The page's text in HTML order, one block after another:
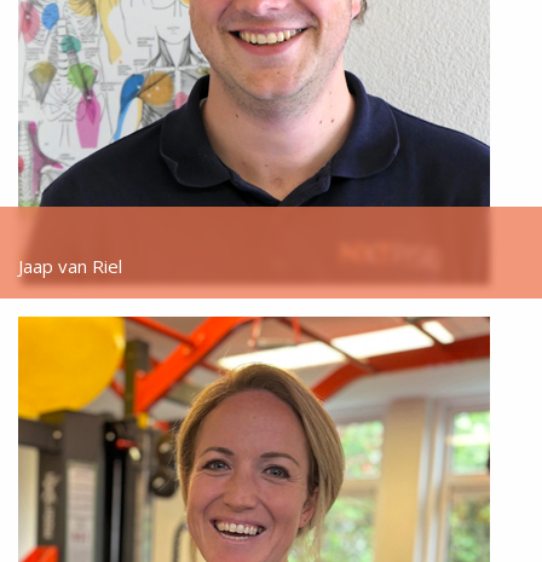
Jaap van Riel